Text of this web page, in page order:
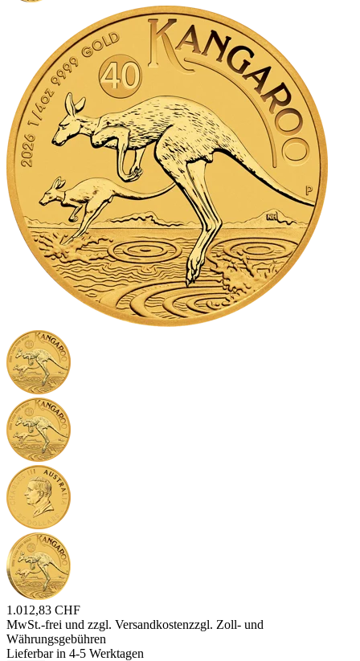
1.012,83 CHF
MwSt.-frei und zzgl. Versandkostenzzgl. Zoll- und
Währungsgebühren
Lieferbar in 4-5 Werktagen